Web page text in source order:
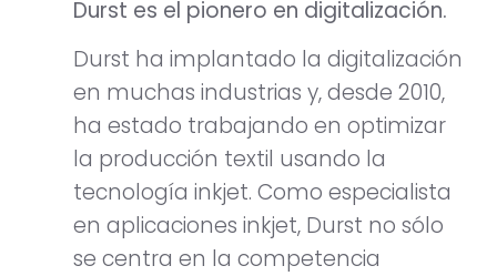
Durst es el pionero en digitalización.
Durst ha implantado la digitalización
en muchas industrias y, desde 2010,
ha estado trabajando en optimizar
la producción textil usando la
tecnología inkjet. Como especialista
en aplicaciones inkjet, Durst no sólo
se centra en la competencia